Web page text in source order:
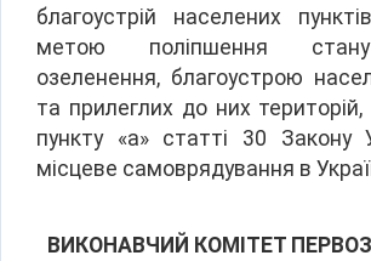
благоустрій населених
метою поліпшення
озеленення, благоустрою
та прилеглих до них територій,
пункту «а» статті 30 Закону
місцеве самоврядування в
ВИКОНАВЧИЙ КОМІТЕТ